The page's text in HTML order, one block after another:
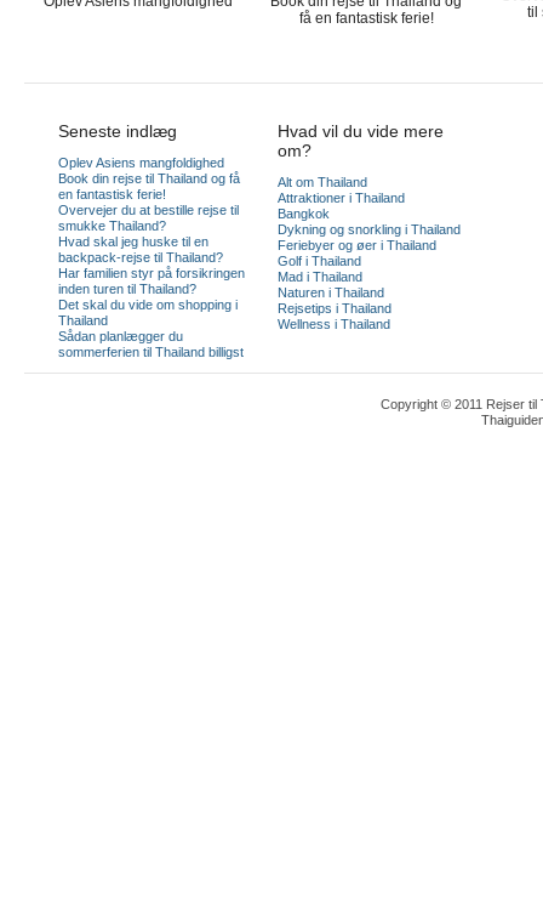
få en fantastisk ferie!
til
Seneste indlæg
Oplev Asiens mangfoldighed
Book din rejse til Thailand og få
en fantastisk ferie!
Overvejer du at bestille rejse til
smukke Thailand?
Hvad skal jeg huske til en
backpack-rejse til Thailand?
Har familien styr på forsikringen
inden turen til Thailand?
Det skal du vide om shopping i
Thailand
Sådan planlægger du
sommerferien til Thailand billigst
Hvad vil du vide mere
om?
Alt om Thailand
Attraktioner i Thailand
Bangkok
Dykning og snorkling i Thailand
Feriebyer og øer i Thailand
Golf i Thailand
Mad i Thailand
Naturen i Thailand
Rejsetips i Thailand
Wellness i Thailand
Copyright © 2011 Rejser til